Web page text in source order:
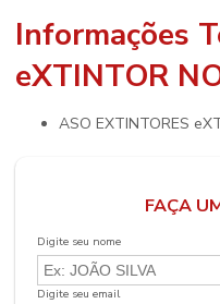
Informações
eXTINTOR
ASO EXTINTORES
FAÇA
Digite seu nome
Digite seu email